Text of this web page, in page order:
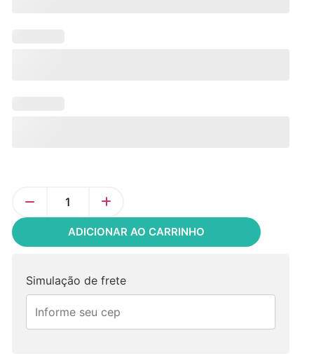
ADICIONAR AO CARRINHO
Simulação de frete